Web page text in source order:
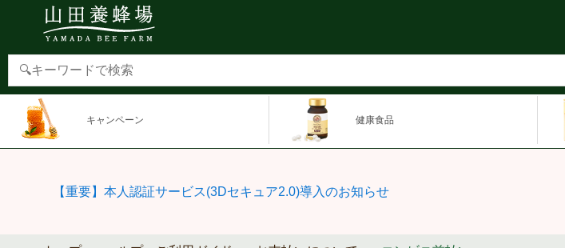
キャンペーン 健康食品
【重要】本人認証サービス(3Dセキュア2.0)導入のお知らせ